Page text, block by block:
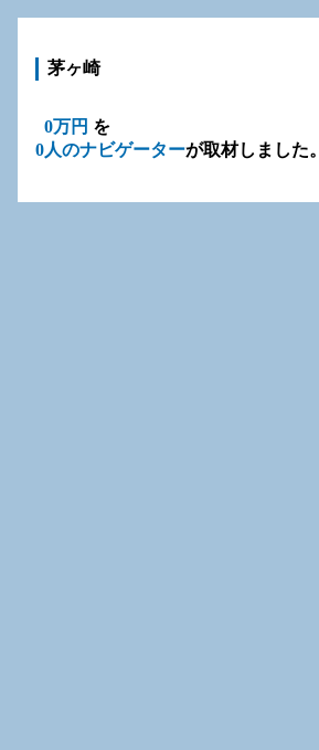
茅ヶ崎
0万円 を
0人のナビゲーターが取材しました。